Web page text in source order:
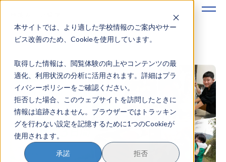
本サイトでは、より適した学校情報のご案内やサー
ビス改善のため、Cookieを使用しています。
取得した情報は、閲覧体験の向上やコンテンツの最
適化、利用状況の分析に活用されます。詳細はプラ
イバシーポリシーをご確認ください。
拒否した場合、このウェブサイトを訪問したときに
情報は追跡されません。ブラウザーではトラッキン
グを行わない設定を記憶するために1つのCookieが
使用されます。
承諾 拒否
地域みらい留学のすすめかた
地域みらい留学とは
学校を探す
イベントを探す
おためし地域留学